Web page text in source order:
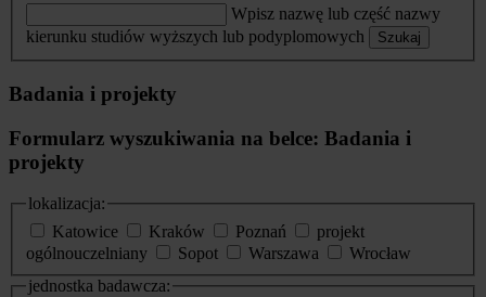
Wpisz nazwę lub część nazwy
kierunku studiów wyższych lub podyplomowych
Szukaj
Badania i projekty
Formularz wyszukiwania na belce: Badania i
projekty
lokalizacja:
Katowice
Kraków Poznań
projekt
ogólnouczelniany
Sopot Warszawa
Wrocław
jednostka badawcza: